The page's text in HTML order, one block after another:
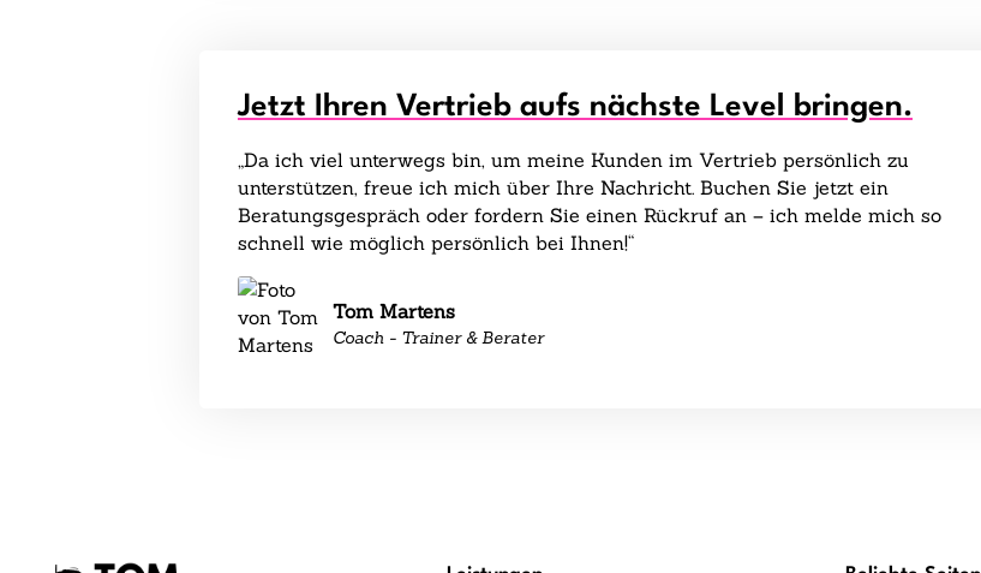
Jetzt Ihren Vertrieb aufs nächste Level bringen.
„Da ich viel unterwegs bin, um meine Kunden im Vertrieb persönlich zu
unterstützen, freue ich mich über Ihre Nachricht. Buchen Sie jetzt ein
Beratungsgespräch oder fordern Sie einen Rückruf an – ich melde mich so
schnell wie möglich persönlich bei Ihnen!“
Tom Martens
Coach - Trainer & Berater